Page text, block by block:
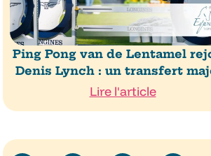
Ping Pong van de Lentamel
Denis Lynch : un transfert
Lire l'article